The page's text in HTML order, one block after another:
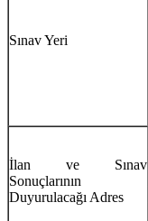
Sınav Yeri
İlan ve Sınav
Sonuçlarının
Duyurulacağı Adres